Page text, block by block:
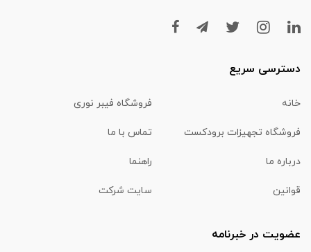
دسترسی سریع
خانه فروشگاه فیبر نوری
فروشگاه تجهیزات برودکست تماس با ما
درباره ما راهنما
قوانین سایت شرکت
عضویت در خبرنامه